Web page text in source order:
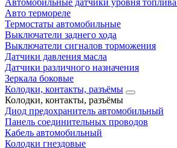
Автомобильные датчики уровня
Авто термореле
Термостаты автомобильные
Выключатели заднего хода
Выключатели сигналов торможения
Датчики давления масла
Датчики различного назначения
Зеркала боковые
Колодки, контакты, разъёмы
Колодки, контакты, разъёмы
Диод предохранитель автомобильный
Панель соединительных проводов
Кабель автомобильный
Колодки гнездовые